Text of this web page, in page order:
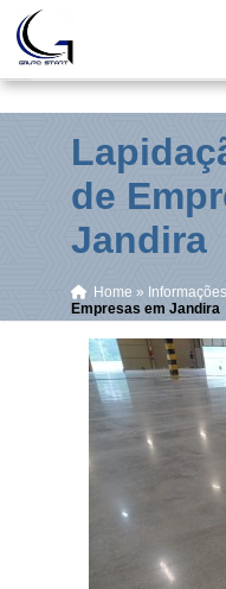
de
Jandira
Home » Informações
Empresas em Jandira